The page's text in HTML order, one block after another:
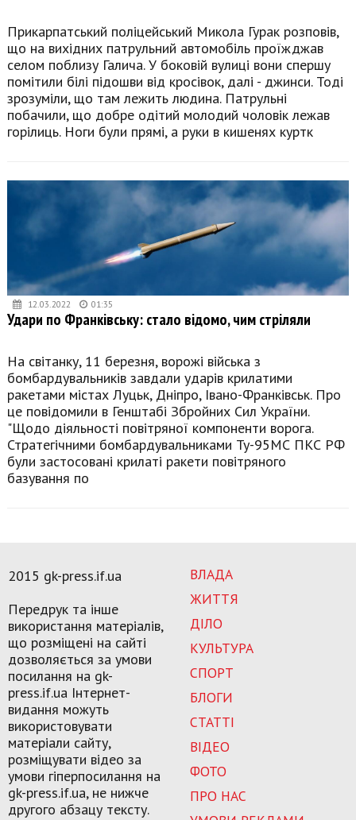
Прикарпатський поліцейський Микола Гурак розповів,
що на вихідних патрульний автомобіль проїжджав
селом поблизу Галича. У боковій вулиці вони спершу
помітили білі підошви від кросівок, далі - джинси. Тоді
зрозуміли, що там лежить людина. Патрульні
побачили, що добре одітий молодий чоловік лежав
горілиць. Ноги були прямі, а руки в кишенях куртк
12.03.2022 01:35
Удари по Франківську: стало відомо, чим стріляли
На світанку, 11 березня, ворожі війська з
бомбардувальників завдали ударів крилатими
ракетами містах Луцьк, Дніпро, Івано-Франківськ. Про
це повідомили в Генштабі Збройних Сил України.
"Щодо діяльності повітряної компоненти ворога.
Стратегічними бомбардувальниками Ту-95МС ПКС РФ
були застосовані крилаті ракети повітряного
базування по
ВЛАДА
ЖИТТЯ
ДІЛО
КУЛЬТУРА
СПОРТ
БЛОГИ
СТАТТІ
ВІДЕО
ФОТО
ПРО НАС
2015 gk-press.if.ua
Передрук та інше
використання матеріалів,
що розміщені на сайті
дозволяється за умови
посилання на gk-
press.if.ua Інтернет-
видання можуть
використовувати
матеріали сайту,
розміщувати відео за
умови гіперпосилання на
gk-press.if.ua, не нижче
другого абзацу тексту.